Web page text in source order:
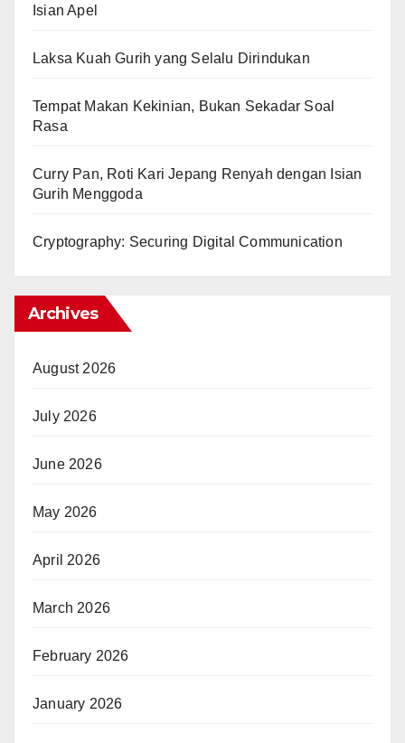
Isian Apel
Laksa Kuah Gurih yang Selalu Dirindukan
Tempat Makan Kekinian, Bukan Sekadar Soal
Rasa
Curry Pan, Roti Kari Jepang Renyah dengan Isian
Gurih Menggoda
Cryptography: Securing Digital Communication
Archives
August 2026
July 2026
June 2026
May 2026
April 2026
March 2026
February 2026
January 2026